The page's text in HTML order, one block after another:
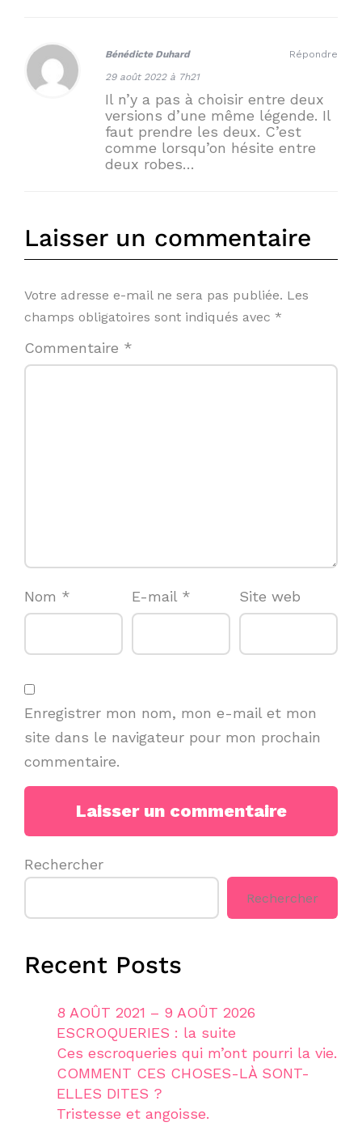
Bénédicte Duhard
29 août 2022 à 7h21
Il n’y a pas à choisir entre deux
versions d’une même légende. Il
faut prendre les deux. C’est
comme lorsqu’on hésite entre
deux robes…
Répondre
Laisser un commentaire
Votre adresse e-mail ne sera pas publiée. Les
champs obligatoires sont indiqués avec *
Commentaire *
Nom * E-mail * Site web
Enregistrer mon nom, mon e-mail et mon
site dans le navigateur pour mon prochain
commentaire.
Rechercher
Rechercher
Recent Posts
8 AOÛT 2021 – 9 AOÛT 2026
ESCROQUERIES : la suite
Ces escroqueries qui m’ont pourri la vie.
COMMENT CES CHOSES-LÀ SONT-
ELLES DITES ?
Tristesse et angoisse.